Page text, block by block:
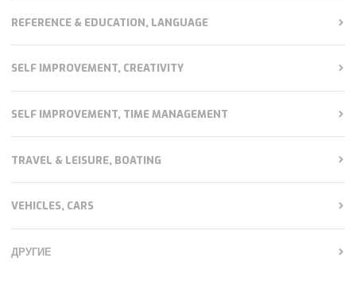
REFERENCE & EDUCATION, LANGUAGE
SELF IMPROVEMENT, CREATIVITY
SELF IMPROVEMENT, TIME MANAGEMENT
TRAVEL & LEISURE, BOATING
VEHICLES, CARS
ДРУГИЕ